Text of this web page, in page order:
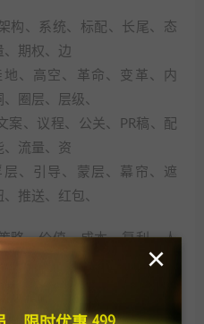
构、系统、标配、长尾、态
、期权、边
、高空、革命、变革、内
圈层、层级、
案、议程、公关、PR稿、配
、流量、资
、引导、蒙层、幕帘、遮
推送、红包、
略、价值、成本、复利、人
韭菜、羊
、规范、报备、社群、产
、地域、终端、
×